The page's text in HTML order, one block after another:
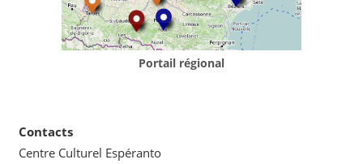
Portail régional
Contacts
Centre Culturel Espéranto